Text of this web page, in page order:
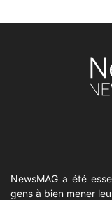
NewsMAG a été
gens à bien mener